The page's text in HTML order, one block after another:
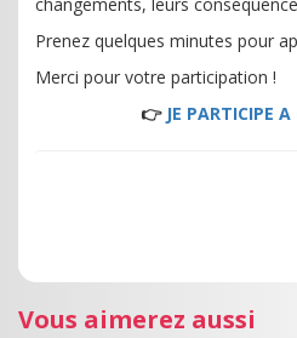
Prenez quelques minutes pour
Merci pour votre participation !
👉 JE PARTICIPE
Vous aimerez aussi